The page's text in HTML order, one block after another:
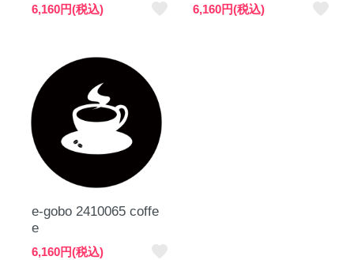
6,160円(税込) 6,160円(税込)
e-gobo 2410065 coffe
e
6,160円(税込)